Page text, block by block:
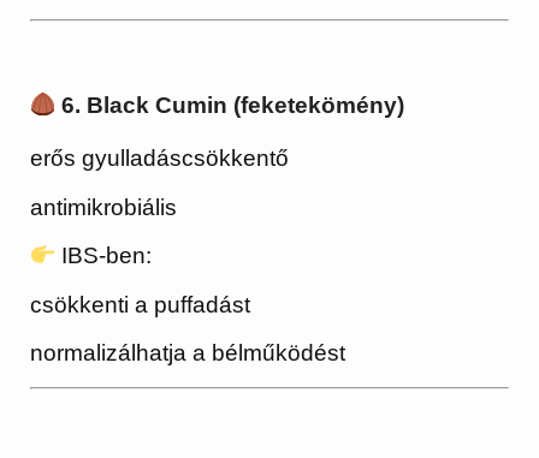
6. Black Cumin (feketekömény)
erős gyulladáscsökkentő
antimikrobiális
IBS-ben:
csökkenti a puffadást
normalizálhatja a bélműködést